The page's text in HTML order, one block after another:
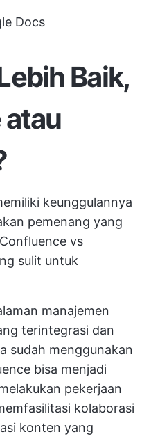
Docs
Baik,
keunggulannya
pemenang yang
vs
sulit untuk
manajemen
terintegrasi dan
sudah menggunakan
bisa menjadi
pekerjaan
kolaborasi
konten yang